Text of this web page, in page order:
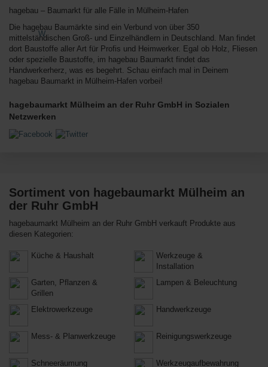
hagebau – Baumarkt für alle Fälle in Mülheim-Hafen
Die hagebau Baumärkte sind ein Verbund von über 350
mittelständischen Groß- und Einzelhändlern in Deutschland. Man findet
dort Baustoffe aller Art für Profis und Heimwerker. Egal ob Holz, Fliesen
oder spezielle Baustoffe, im hagebau Baumarkt findet das
Handwerkerherz, was es begehrt. Schau einfach mal in Deinem
hagebau Baumarkt in Mülheim-Hafen vorbei!
hagebaumarkt Mülheim an der Ruhr GmbH in Sozialen
Netzwerken
Sortiment von hagebaumarkt Mülheim an
der Ruhr GmbH
hagebaumarkt Mülheim an der Ruhr GmbH verkauft Produkte aus
diesen Kategorien:
Küche & Haushalt
Werkzeuge &
Installation
Garten, Pflanzen &
Grillen
Lampen & Beleuchtung
Elektrowerkzeuge Handwerkzeuge
Mess- & Planwerkzeuge Reinigungswerkzeuge
Schneeräumung Werkzeugaufbewahrung